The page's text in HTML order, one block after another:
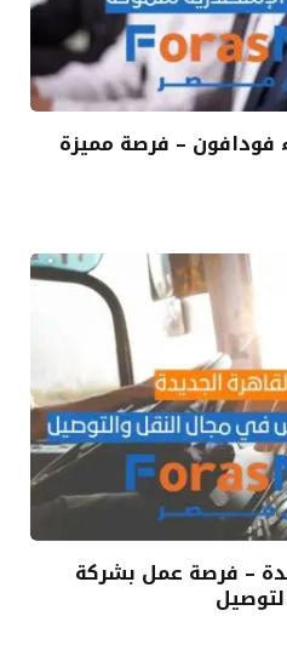
– فرصة مميزة
– فرصة عمل بشركة